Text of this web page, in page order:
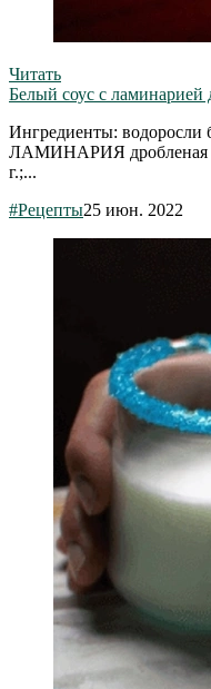
Читать
Белый соус с ламинарией
Ингредиенты: водоросли
ЛАМИНАРИЯ дробленая 1
г.;...
#Рецепты25 июн. 2022